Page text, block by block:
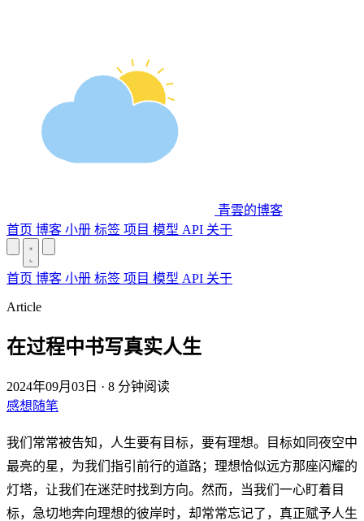
青雲的博客
首页 博客 小册 标签 项目 模型 API 关于
首页 博客 小册 标签 项目 模型 API 关于
Article
在过程中书写真实人生
2024年09月03日 · 8 分钟阅读
感想随笔
我们常常被告知，人生要有目标，要有理想。目标如同夜空中
最亮的星，为我们指引前行的道路；理想恰似远方那座闪耀的
灯塔，让我们在迷茫时找到方向。然而，当我们一心盯着目
标，急切地奔向理想的彼岸时，却常常忘记了，真正赋予人生